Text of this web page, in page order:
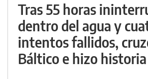
Tras 55 horas
dentro del agua y
intentos fallidos,
Báltico e hizo historia